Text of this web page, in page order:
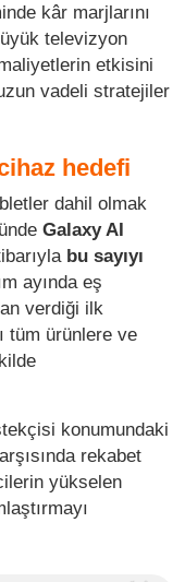
kâr marjlarını
televizyon
etkisini
vadeli stratejiler
hedefi
dahil olmak
Galaxy AI
bu sayıyı
ayında eş
verdiği ilk
tüm ürünlere ve
konumundaki
rekabet
yükselen